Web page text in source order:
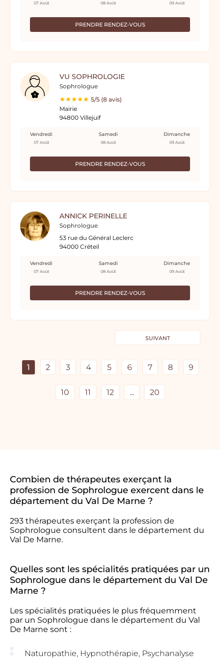
PRENDRE RENDEZ-VOUS
07 Août 08 Août 09 Août
VU SOPHROLOGIE
Sophrologue
5/5 (8 avis)
Mairie
94800 Villejuif
PRENDRE RENDEZ-VOUS
Vendredi
07 Août
Samedi
08 Août
Dimanche
09 Août
ANNICK PERINELLE
Sophrologue
53 rue du Général Leclerc
94000 Créteil
PRENDRE RENDEZ-VOUS
Vendredi
07 Août
Samedi
08 Août
Dimanche
09 Août
SUIVANT
1 2 3 4 5 6 7 8 9
10 11 12 ... 20
Combien de thérapeutes exerçant la
profession de Sophrologue exercent dans le
département du Val De Marne ?
293 thérapeutes exerçant la profession de
Sophrologue consultent dans le département du
Val De Marne.
Quelles sont les spécialités pratiquées par un
Sophrologue dans le département du Val De
Marne ?
Les spécialités pratiquées le plus fréquemment
par un Sophrologue dans le département du Val
De Marne sont :
Naturopathie, Hypnothérapie, Psychanalyse